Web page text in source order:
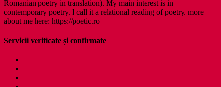
Romanian poetry in translation). My main interest is in
contemporary poetry. I call it a relational reading of poetry. more
about me here: https://poetic.ro
Servicii verificate și confirmate